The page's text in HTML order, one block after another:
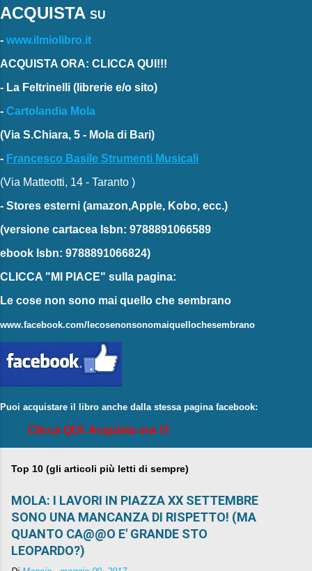
ACQUISTA SU
- www.ilmiolibro.it
ACQUISTA ORA: CLICCA QUI!!!
- La Feltrinelli (librerie e/o sito)
- Cartolandia Mola
(Via S.Chiara, 5 - Mola di Bari)
- Francesco Basile Strumenti Musicali
(Via Matteotti, 14 - Taranto )
- Stores esterni (amazon,Apple, Kobo, ecc.)
(versione cartacea Isbn: 9788891066589
ebook Isbn: 9788891066824)
CLICCA "MI PIACE" sulla pagina:
Le cose non sono mai quello che sembrano
www.facebook.com/lecosenonsonomaiquellochesembrano
Puoi acquistare il libro anche dalla stessa pagina facebook:
Clicca QUI: Acquista ora !!!
Top 10 (gli articoli più letti di sempre)
MOLA: I LAVORI IN PIAZZA XX SETTEMBRE
SONO UNA MANCANZA DI RISPETTO! (MA
QUANTO CA@@O E' GRANDE STO
LEOPARDO?)